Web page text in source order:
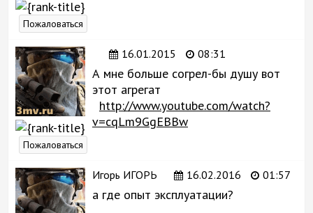
Пожаловаться
16.01.2015 08:31
А мне больше согрел-бы душу вот
этот агрегат
http://www.youtube.com/watch?
v=cqLm9GgEBBw
Пожаловаться
Игорь ИГОРЬ 16.02.2016 01:57
а где опыт эксплуатации?